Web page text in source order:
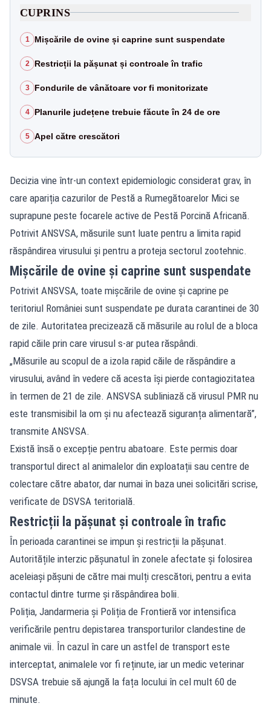
CUPRINS
1 Mișcările de ovine și caprine sunt suspendate
2 Restricții la pășunat și controale în trafic
3 Fondurile de vânătoare vor fi monitorizate
4 Planurile județene trebuie făcute în 24 de ore
5 Apel către crescători
Decizia vine într-un context epidemiologic considerat grav, în
care apariția cazurilor de Pestă a Rumegătoarelor Mici se
suprapune peste focarele active de Pestă Porcină Africană.
Potrivit ANSVSA, măsurile sunt luate pentru a limita rapid
răspândirea virusului și pentru a proteja sectorul zootehnic.
Mișcările de ovine și caprine sunt suspendate
Potrivit ANSVSA, toate mișcările de ovine și caprine pe
teritoriul României sunt suspendate pe durata carantinei de 30
de zile. Autoritatea precizează că măsurile au rolul de a bloca
rapid căile prin care virusul s-ar putea răspândi.
„Măsurile au scopul de a izola rapid căile de răspândire a
virusului, având în vedere că acesta își pierde contagiozitatea
în termen de 21 de zile. ANSVSA subliniază că virusul PMR nu
este transmisibil la om și nu afectează siguranța alimentară”,
transmite ANSVSA.
Există însă o excepție pentru abatoare. Este permis doar
transportul direct al animalelor din exploatații sau centre de
colectare către abator, dar numai în baza unei solicitări scrise,
verificate de DSVSA teritorială.
Restricții la pășunat și controale în trafic
În perioada carantinei se impun și restricții la pășunat.
Autoritățile interzic pășunatul în zonele afectate și folosirea
aceleiași pășuni de către mai mulți crescători, pentru a evita
contactul dintre turme și răspândirea bolii.
Poliția, Jandarmeria și Poliția de Frontieră vor intensifica
verificările pentru depistarea transporturilor clandestine de
animale vii. În cazul în care un astfel de transport este
interceptat, animalele vor fi reținute, iar un medic veterinar
DSVSA trebuie să ajungă la fața locului în cel mult 60 de
minute.